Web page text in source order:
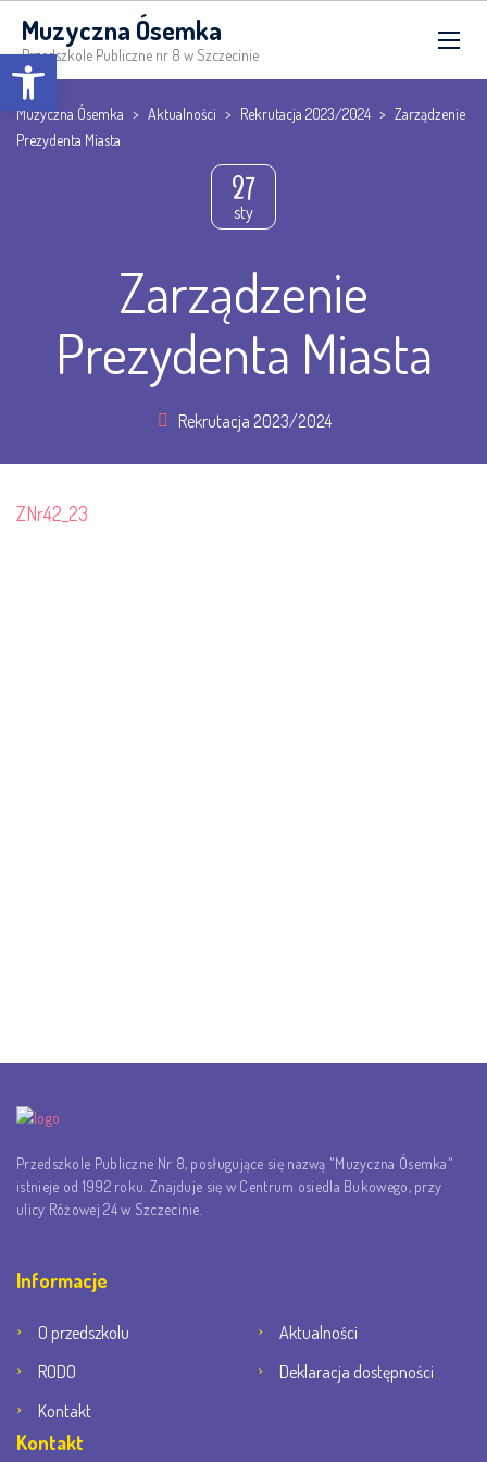
Muzyczna Ósemka
Przedszkole Publiczne nr 8 w Szczecinie
Muzyczna Ósemka > Aktualności > Rekrutacja 2023/2024 > Zarządzenie
Prezydenta Miasta
27
sty
Zarządzenie
Prezydenta Miasta
Rekrutacja 2023/2024
ZNr42_23
Przedszkole Publiczne Nr 8, posługujące się nazwą "Muzyczna Ósemka"
istnieje od 1992 roku. Znajduje się w Centrum osiedla Bukowego, przy
ulicy Różowej 24 w Szczecinie.
Informacje
O przedszkolu
Aktualności
RODO
Deklaracja dostępności
Kontakt
Kontakt
Open toolbar